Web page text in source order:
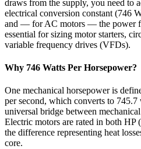
draws from the supply, you need to
electrical conversion constant (746
and — for AC motors — the power
essential for sizing motor starters,
variable frequency drives (VFDs).
Why 746 Watts Per Horsepower?
One mechanical horsepower is
per second, which converts to 745.7
universal bridge between
Electric motors are rated in both
the difference representing heat
core.